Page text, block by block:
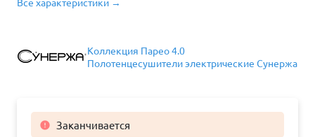
Коллекция Парео 4.0
Полотенцесушители электрические Сунержа
 Заканчивается